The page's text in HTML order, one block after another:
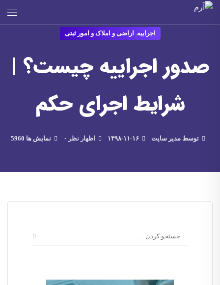
اجراییه, اراضی و املاک و امور ثبتی
صدور اجراییه چیست؟ |
شرایط اجرای حکم
توسط مدیر سایت ۱۳۹۸-۱۱-۱۶ ۰ اظهار نظر 5960 نمایش ها